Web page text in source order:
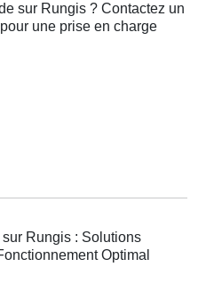
sur Rungis ? Contactez un
une prise en charge
Rungis : Solutions
Optimal